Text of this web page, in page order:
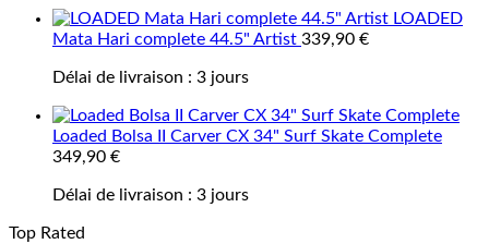
LOADED
Mata Hari complete 44.5" Artist 339,90 €
Délai de livraison : 3 jours
Loaded Bolsa II Carver CX 34" Surf Skate Complete
349,90 €
Délai de livraison : 3 jours
Top Rated